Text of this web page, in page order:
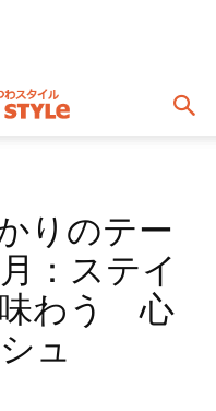
りのテー
：ステイ
味わう 心
ュ